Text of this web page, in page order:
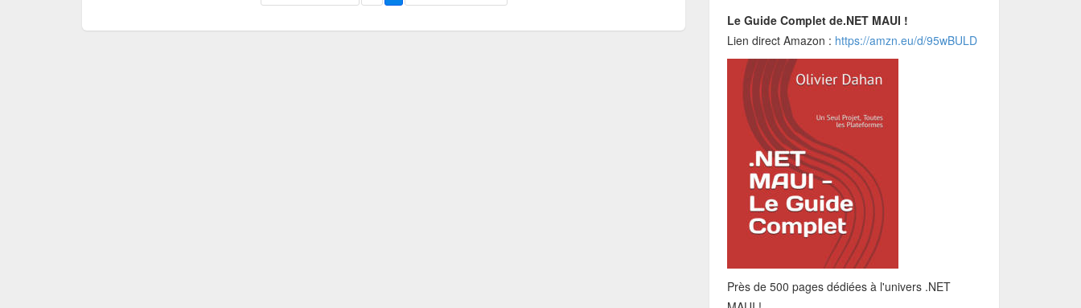
Le Guide Complet de.NET MAUI !
Lien direct Amazon : https://amzn.eu/d/95wBULD
Près de 500 pages dédiées à l'univers .NET